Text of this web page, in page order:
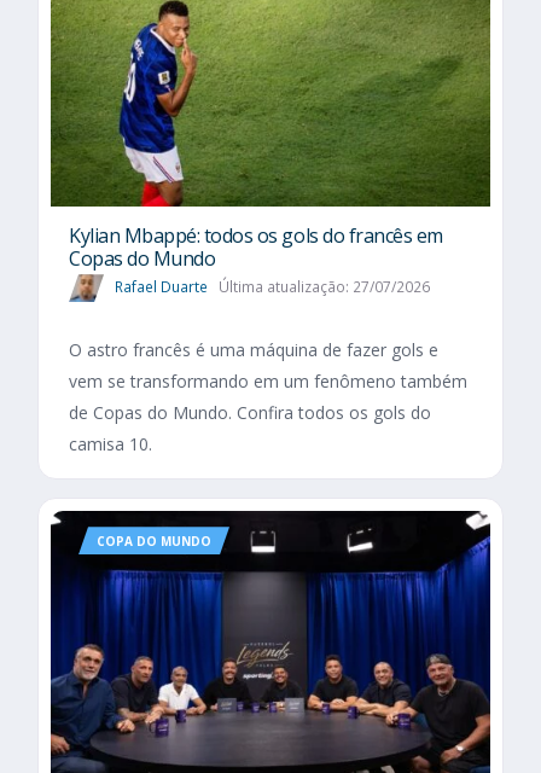
Kylian Mbappé: todos os gols do francês em
Copas do Mundo
Rafael Duarte Última atualização: 27/07/2026
O astro francês é uma máquina de fazer gols e
vem se transformando em um fenômeno também
de Copas do Mundo. Confira todos os gols do
camisa 10.
COPA DO MUNDO